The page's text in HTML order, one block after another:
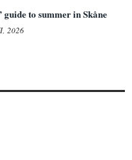
to summer in Skåne
2026